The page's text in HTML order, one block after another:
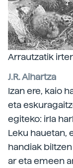
Arrautzatik
J.R. Aihartza
Izan ere, kaio
eta
egiteko: irla
Leku hauetan,
handiak
ar eta emeen